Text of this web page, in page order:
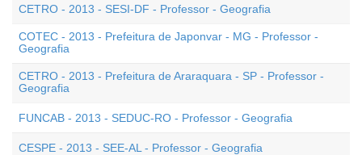
CETRO - 2013 - SESI-DF - Professor - Geografia
COTEC - 2013 - Prefeitura de Japonvar - MG - Professor -
Geografia
CETRO - 2013 - Prefeitura de Araraquara - SP - Professor -
Geografia
FUNCAB - 2013 - SEDUC-RO - Professor - Geografia
CESPE - 2013 - SEE-AL - Professor - Geografia